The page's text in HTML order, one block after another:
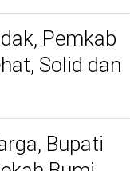
Pemkab
Solid dan
Bupati